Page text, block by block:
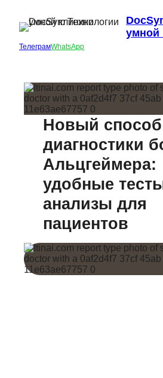
умной
ТелеграмWhatsApp
Новый способ
диагностики
Альцгеймера:
удобные
анализы для
пациентов